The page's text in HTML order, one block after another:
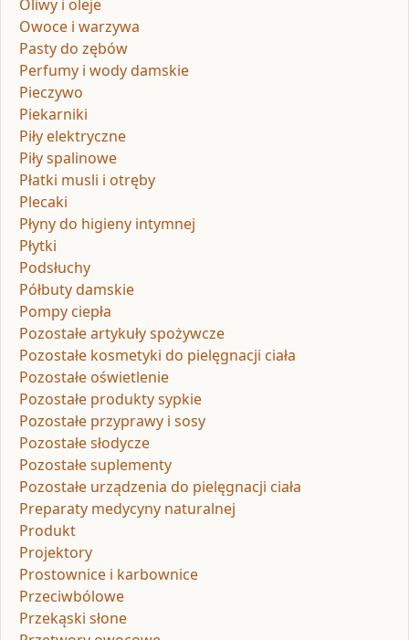
Oliwy i oleje
Owoce i warzywa
Pasty do zębów
Perfumy i wody damskie
Pieczywo
Piekarniki
Piły elektryczne
Piły spalinowe
Płatki musli i otręby
Plecaki
Płyny do higieny intymnej
Płytki
Podsłuchy
Półbuty damskie
Pompy ciepła
Pozostałe artykuły spożywcze
Pozostałe kosmetyki do pielęgnacji ciała
Pozostałe oświetlenie
Pozostałe produkty sypkie
Pozostałe przyprawy i sosy
Pozostałe słodycze
Pozostałe suplementy
Pozostałe urządzenia do pielęgnacji ciała
Preparaty medycyny naturalnej
Produkt
Projektory
Prostownice i karbownice
Przeciwbólowe
Przekąski słone